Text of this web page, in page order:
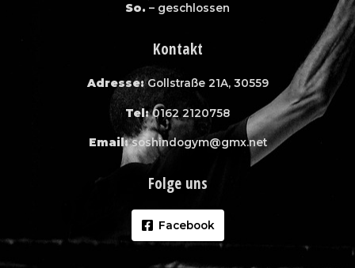
So. – geschlossen
Kontakt
Adresse:Gollstraße 21A, 30559
Tel:0162 2120758
Email:soshindogym@gmx.net
Folge uns
Facebook